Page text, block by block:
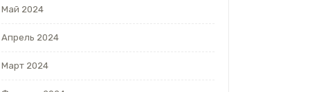
Май 2024
Апрель 2024
Март 2024